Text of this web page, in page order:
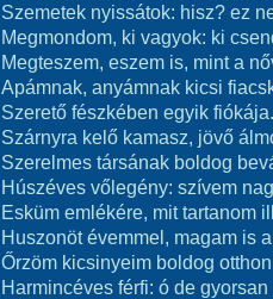
Szemetek nyissátok: hisz? ez
Megmondom, ki vagyok: ki
Megteszem, eszem is, mint a
Apámnak, anyámnak kicsi
Szerető fészkében egyik fiókája.
Szárnyra kelő kamasz, jövő
Szerelmes társának boldog
Húszéves vőlegény: szívem
Esküm emlékére, mit tartanom
Huszonöt évemmel, magam is
Őrzöm kicsinyeim boldog
Harmincéves férfi: ó de